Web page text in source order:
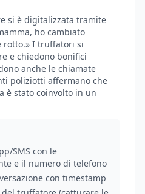
si è digitalizzata tramite
ho cambiato
rotto.» I truffatori si
e chiedono bonifici
anche le chiamate
poliziotti affermano che
è stato coinvolto in un
SMS con le
e il numero di telefono
con timestamp